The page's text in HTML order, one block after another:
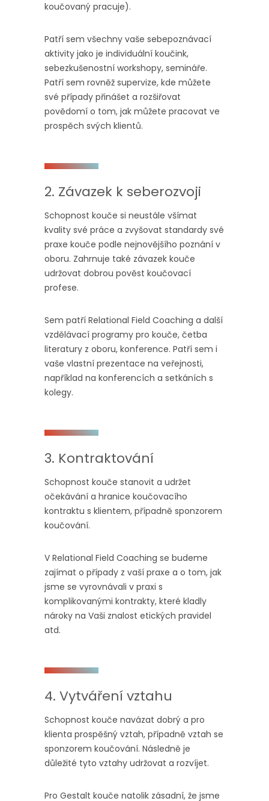
koučovaný pracuje).
Patří sem všechny vaše sebepoznávací
aktivity jako je individuální koučink,
sebezkušenostní workshopy, semináře.
Patří sem rovněž supervize, kde můžete
své případy přinášet a rozšiřovat
povědomí o tom, jak můžete pracovat ve
prospěch svých klientů.
2. Závazek k seberozvoji
Schopnost kouče si neustále všímat
kvality své práce a zvyšovat standardy své
praxe kouče podle nejnovějšího poznání v
oboru. Zahrnuje také závazek kouče
udržovat dobrou pověst koučovací
profese.
Sem patří Relational Field Coaching a další
vzdělávací programy pro kouče, četba
literatury z oboru, konference. Patří sem i
vaše vlastní prezentace na veřejnosti,
například na konferencích a setkáních s
kolegy.
3. Kontraktování
Schopnost kouče stanovit a udržet
očekávání a hranice koučovacího
kontraktu s klientem, případně sponzorem
koučování.
V Relational Field Coaching se budeme
zajímat o případy z vaší praxe a o tom, jak
jsme se vyrovnávali v praxi s
komplikovanými kontrakty, které kladly
nároky na Vaši znalost etických pravidel
atd.
4. Vytváření vztahu
Schopnost kouče navázat dobrý a pro
klienta prospěšný vztah, případně vztah se
sponzorem koučování. Následně je
důležité tyto vztahy udržovat a rozvíjet.
Pro Gestalt kouče natolik zásadní, že jsme